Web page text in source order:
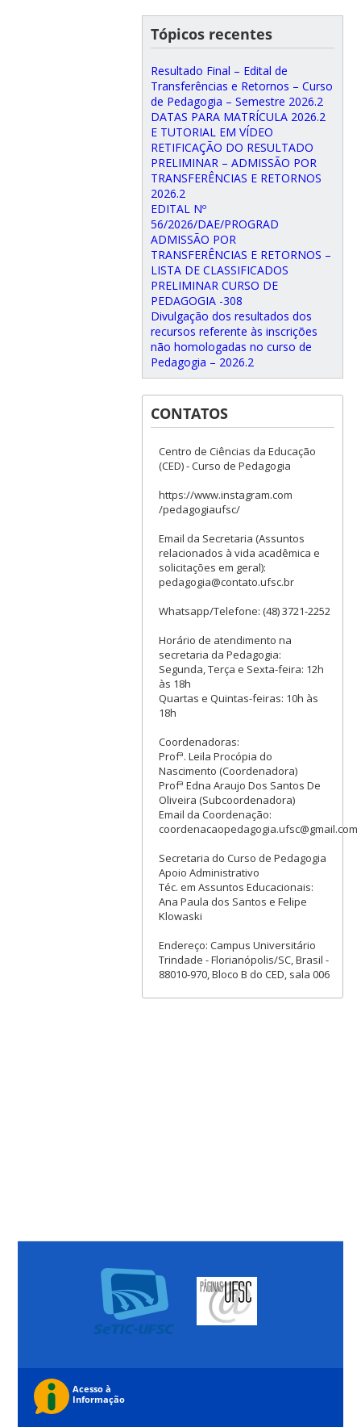
Tópicos recentes
Resultado Final – Edital de
Transferências e Retornos – Curso
de Pedagogia – Semestre 2026.2
DATAS PARA MATRÍCULA 2026.2
E TUTORIAL EM VÍDEO
RETIFICAÇÃO DO RESULTADO
PRELIMINAR – ADMISSÃO POR
TRANSFERÊNCIAS E RETORNOS
2026.2
EDITAL Nº
56/2026/DAE/PROGRAD
ADMISSÃO POR
TRANSFERÊNCIAS E RETORNOS –
LISTA DE CLASSIFICADOS
PRELIMINAR CURSO DE
PEDAGOGIA -308
Divulgação dos resultados dos
recursos referente às inscrições
não homologadas no curso de
Pedagogia – 2026.2
CONTATOS
Centro de Ciências da Educação
(CED) - Curso de Pedagogia
https://www.instagram.com
/pedagogiaufsc/
Email da Secretaria (Assuntos
relacionados à vida acadêmica e
solicitações em geral):
pedagogia@contato.ufsc.br
Whatsapp/Telefone: (48) 3721-2252
Horário de atendimento na
secretaria da Pedagogia:
Segunda, Terça e Sexta-feira: 12h
às 18h
Quartas e Quintas-feiras: 10h às
18h
Coordenadoras:
Profª. Leila Procópia do
Nascimento (Coordenadora)
Profª Edna Araujo Dos Santos De
Oliveira (Subcoordenadora)
Email da Coordenação:
coordenacaopedagogia.ufsc@gmail.com
Secretaria do Curso de Pedagogia
Apoio Administrativo
Téc. em Assuntos Educacionais:
Ana Paula dos Santos e Felipe
Klowaski
Endereço: Campus Universitário
Trindade - Florianópolis/SC, Brasil -
88010-970, Bloco B do CED, sala 006